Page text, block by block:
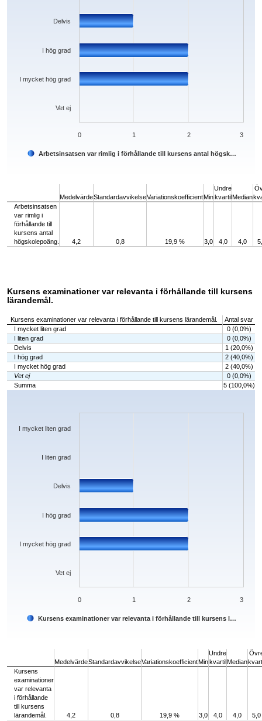
Arbetsinsatsen var rimlig i förhållande till kursens antal högsk…
Vet ej
I mycket hög grad
I hög grad
Delvis
0 1 2 3
MedelvärdeStandardavvikelseVariationskoefficientMin
Undre
kvartilMedian
Arbetsinsatsen
var rimlig i
förhållande till
kursens antal
högskolepoäng.
4,2 0,8 19,9 % 3,0 4,0 4,0
Kursens examinationer var relevanta i förhållande till kursens
lärandemål.
Kursens examinationer var relevanta i förhållande till kursens lärandemål.
Antal svar
I mycket liten grad
0 (0,0%)
I liten grad
0 (0,0%)
Delvis
1 (20,0%)
I hög grad
2 (40,0%)
I mycket hög grad
2 (40,0%)
Vet ej
0 (0,0%)
Summa
5 (100,0%)
Chart
The chart has 1 X axis displaying categories.
Kursens examinationer var relevanta i förhållande till kursens l…
Vet ej
I mycket hög grad
I hög grad
Delvis
I liten grad
I mycket liten grad
0 1 2 3
MedelvärdeStandardavvikelseVariationskoefficientMin
Undre
kvartilMedian
Kursens
examinationer
var relevanta
i förhållande
till kursens
lärandemål.
4,2 0,8 19,9 % 3,0 4,0 4,0 5,0